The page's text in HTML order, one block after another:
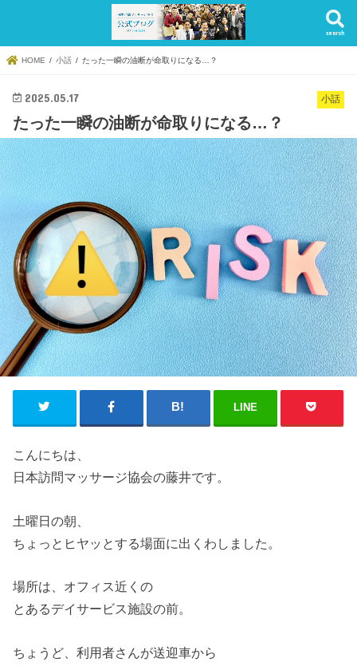
search
HOME 小話 たった一瞬の油断が命取りになる…？
小話
2025.05.17
たった一瞬の油断が命取りになる…？
LINE
こんにちは、
日本訪問マッサージ協会の藤井です。
土曜日の朝、
ちょっとヒヤッとする場面に出くわしました。
場所は、オフィス近くの
とあるデイサービス施設の前。
ちょうど、利用者さんが送迎車から